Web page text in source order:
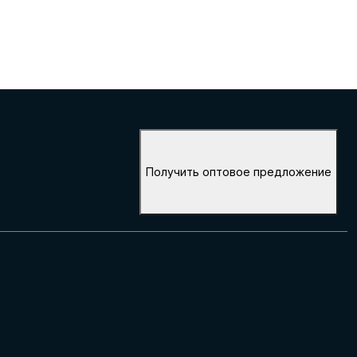
Получить оптовое предложение